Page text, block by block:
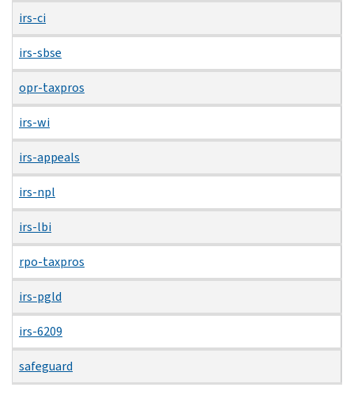
irs-ci
irs-sbse
opr-taxpros
irs-wi
irs-appeals
irs-npl
irs-lbi
rpo-taxpros
irs-pgld
irs-6209
safeguard